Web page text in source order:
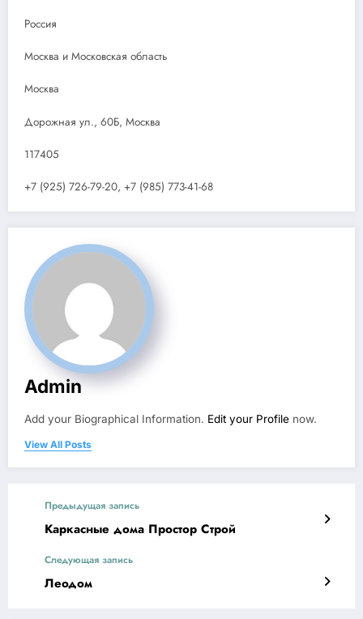
Россия
Москва и Московская область
Москва
Дорожная ул., 60Б, Москва
117405
+7 (925) 726-79-20, +7 (985) 773-41-68
Admin
Add your Biographical Information. Edit your Profile now.
View All Posts
Предыдущая запись
Каркасные дома Простор Строй
Следующая запись
Леодом